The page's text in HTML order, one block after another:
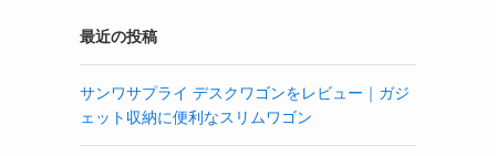
最近の投稿
サンワサプライ デスクワゴンをレビュー｜ガジ
ェット収納に便利なスリムワゴン